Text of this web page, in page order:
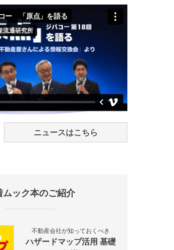
ニュースはこちら
ムック本のご紹介
不動産会社が知っておくべき
ハザードマップ活用 基礎